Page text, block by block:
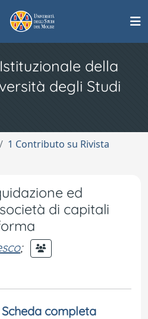
della
degli Studi
1 Contributo su Rivista
ed
di capitali
;
Scheda completa